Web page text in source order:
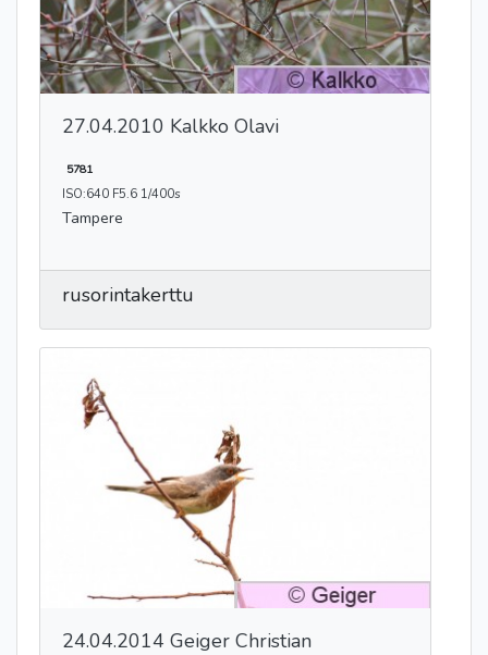
27.04.2010 Kalkko Olavi
5781
ISO:640 F5.6 1/400s
Tampere
rusorintakerttu
24.04.2014 Geiger Christian